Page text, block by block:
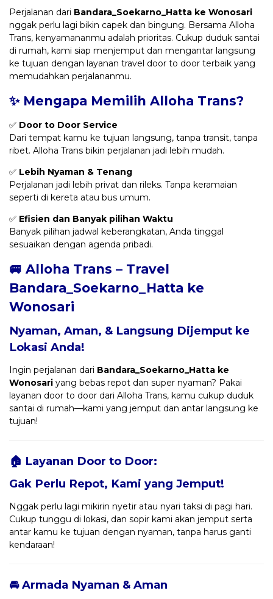
Perjalanan dari Bandara_Soekarno_Hatta ke Wonosari
nggak perlu lagi bikin capek dan bingung. Bersama Alloha
Trans, kenyamananmu adalah prioritas. Cukup duduk santai
di rumah, kami siap menjemput dan mengantar langsung
ke tujuan dengan layanan travel door to door terbaik yang
memudahkan perjalananmu.
✨ Mengapa Memilih Alloha Trans?
✅ Door to Door Service
Dari tempat kamu ke tujuan langsung, tanpa transit, tanpa
ribet. Alloha Trans bikin perjalanan jadi lebih mudah.
✅ Lebih Nyaman & Tenang
Perjalanan jadi lebih privat dan rileks. Tanpa keramaian
seperti di kereta atau bus umum.
✅ Efisien dan Banyak pilihan Waktu
Banyak pilihan jadwal keberangkatan, Anda tinggal
sesuaikan dengan agenda pribadi.
🚐 Alloha Trans – Travel
Bandara_Soekarno_Hatta ke
Wonosari
Nyaman, Aman, & Langsung Dijemput ke
Lokasi Anda!
Ingin perjalanan dari Bandara_Soekarno_Hatta ke
Wonosari yang bebas repot dan super nyaman? Pakai
layanan door to door dari Alloha Trans, kamu cukup duduk
santai di rumah—kami yang jemput dan antar langsung ke
tujuan!
🏠 Layanan Door to Door:
Gak Perlu Repot, Kami yang Jemput!
Nggak perlu lagi mikirin nyetir atau nyari taksi di pagi hari.
Cukup tunggu di lokasi, dan sopir kami akan jemput serta
antar kamu ke tujuan dengan nyaman, tanpa harus ganti
kendaraan!
🚘 Armada Nyaman & Aman